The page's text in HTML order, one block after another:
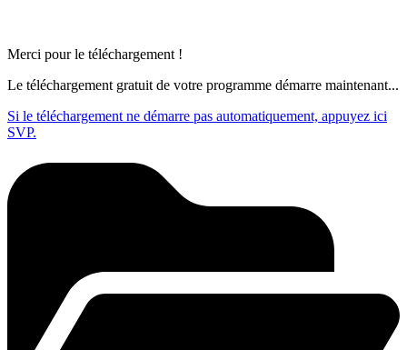
Merci pour le téléchargement !
Le téléchargement gratuit de votre programme démarre maintenant...
Si le téléchargement ne démarre pas automatiquement, appuyez ici
SVP.